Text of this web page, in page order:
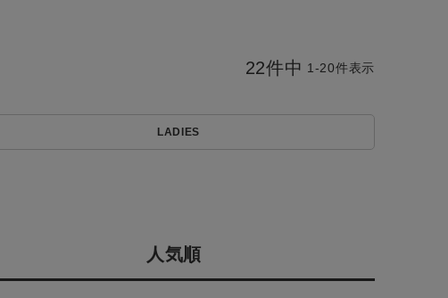
店舗一覧
会社概要
LADIES
人気順
22件中 1-20件表示